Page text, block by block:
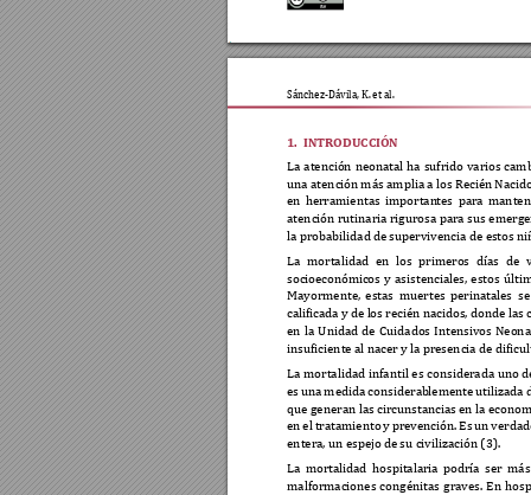
Sánchez-Dávila, K. et al.
1. INTRODUCCIÓN
La atención neonatal ha sufrido varios
una atención más amplia a los Recién
en herramientas importantes para
atención rutinaria rigurosa para sus
la probabilidad de supervivencia de estos
La mortalidad en los primeros días de
socioeconómicos y asistenciales, estos
Mayormente, estas muertes perinatales
calificada y de los recién nacidos, donde las
en la Unidad de Cuidados Intensivos
insuficiente al nacer y la presencia de
La mortalidad infantil es considerada uno
es una medida considerablemente utilizada
que generan las circunstancias en la
en el tratamiento y prevención. Es un
entera, un espejo de su civilización (3).
La mortalidad hospitalaria podría ser
malformaciones congénitas graves. En